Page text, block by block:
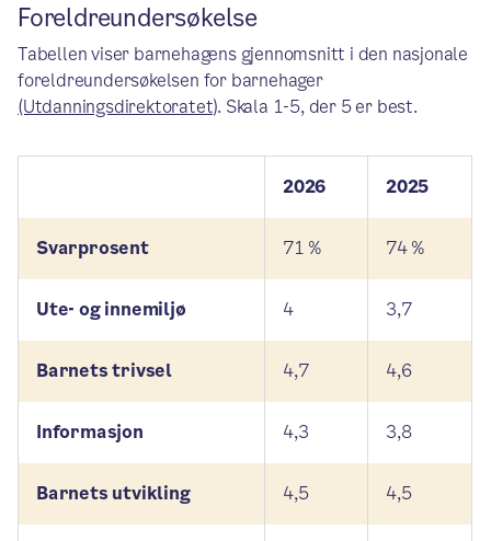
Foreldreundersøkelse
Tabellen viser barnehagens gjennomsnitt i den nasjonale
foreldreundersøkelsen for barnehager
(Utdanningsdirektoratet). Skala 1-5, der 5 er best.
2026 2025
Svarprosent 71 % 74 %
Ute- og innemiljø 4 3,7
Barnets trivsel 4,7 4,6
Informasjon 4,3 3,8
Barnets utvikling 4,5 4,5